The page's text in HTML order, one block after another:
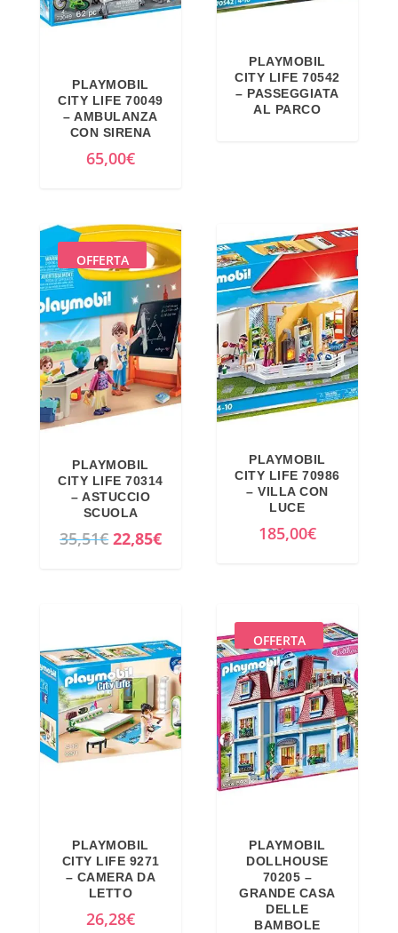
PLAYMOBIL
CITY LIFE 70049
– AMBULANZA
CON SIRENA
65,00€
PLAYMOBIL
CITY LIFE 70542
– PASSEGGIATA
AL PARCO
OFFERTA
PLAYMOBIL
CITY LIFE 70314
– ASTUCCIO
SCUOLA
35,51€ I
z
z
o
o
r
n
a
l
e
22,85€I
z
z
o
a
t
PLAYMOBIL
CITY LIFE 70986
– VILLA CON
LUCE
185,00€
PLAYMOBIL
CITY LIFE 9271
– CAMERA DA
LETTO
26,28€
OFFERTA
PLAYMOBIL
DOLLHOUSE
70205 –
GRANDE CASA
DELLE
BAMBOLE